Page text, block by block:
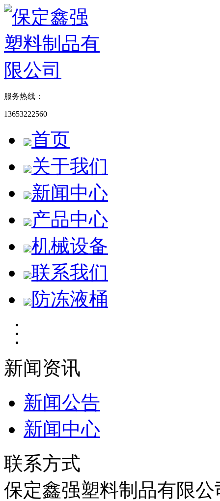
服务热线：
13653222560
首页
关于我们
新闻中心
产品中心
机械设备
联系我们
防冻液桶
新闻资讯
新闻公告
新闻中心
联系方式
保定鑫强塑料制品有限公